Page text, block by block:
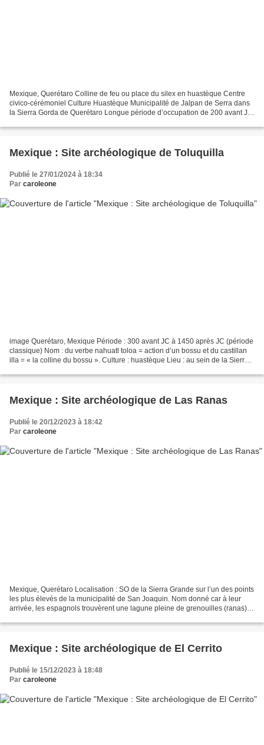
Mexique, Querétaro Colline de feu ou place du silex en huastèque Centre
civico-cérémoniel Culture Huastèque Municipalité de Jalpan de Serra dans
la Sierra Gorda de Querétaro Longue période d’occupation de 200 avant JC
Mexique : Site archéologique de Toluquilla
Publié le 27/01/2024 à 18:34
Par caroleone
image Querétaro, Mexique Période : 300 avant JC à 1450 après JC (période
classique) Nom : du verbe nahuatl toloa = action d’un bossu et du castillan
illa = « la colline du bossu ». Culture : huastèque Lieu : au sein de la Sierra
Mexique : Site archéologique de Las Ranas
Publié le 20/12/2023 à 18:42
Par caroleone
Mexique, Querétaro Localisation : SO de la Sierra Grande sur l’un des points
les plus élevés de la municipalité de San Joaquin. Nom donné car à leur
arrivée, les espagnols trouvèrent une lagune pleine de grenouilles (ranas) à
Mexique : Site archéologique de El Cerrito
Publié le 15/12/2023 à 18:48
Par caroleone